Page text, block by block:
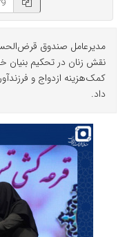
مدیرعامل صندوق
نقش زنان در تحکیم بنیان
کمک‌هزینه ازدواج و
داد.